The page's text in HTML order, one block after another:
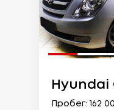
Hyundai
Пробег: 162